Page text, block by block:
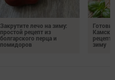
Закрутите лечо на зиму:
простой рецепт из
болгарского перца и
помидоров
зиму